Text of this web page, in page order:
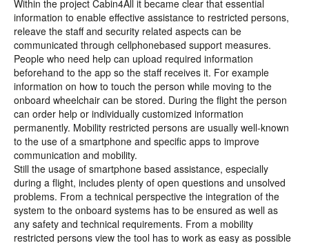
Within the project Cabin4All it became clear that essential
information to enable effective assistance to restricted persons,
releave the staff and security related aspects can be
communicated through cellphonebased support measures.
People who need help can upload required information
beforehand to the app so the staff receives it. For example
information on how to touch the person while moving to the
onboard wheelchair can be stored. During the flight the person
can order help or individually customized information
permanently. Mobility restricted persons are usually well-known
to the use of a smartphone and specific apps to improve
communication and mobility.
Still the usage of smartphone based assistance, especially
during a flight, includes plenty of open questions and unsolved
problems. From a technical perspective the integration of the
system to the onboard systems has to be ensured as well as
any safety and technical requirements. From a mobility
restricted persons view the tool has to work as easy as possible